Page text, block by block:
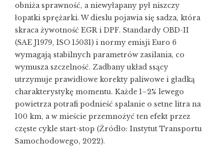
obniża sprawność, a niewyłapany pył niszczy
łopatki sprężarki. W dieslu pojawia się sadza, która
skraca żywotność EGR i DPF. Standardy OBD-II
(SAE J1979, ISO 15031) i normy emisji Euro 6
wymagają stabilnych parametrów zasilania, co
wymusza szczelność. Zadbany układ ssący
utrzymuje prawidłowe korekty paliwowe i gładką
charakterystykę momentu. Każde 1–2% lewego
powietrza potrafi podnieść spalanie o setne litra na
100 km, a w mieście przemnożyć ten efekt przez
częste cykle start-stop (Źródło: Instytut Transportu
Samochodowego, 2022).